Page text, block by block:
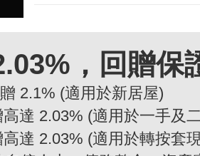
，回贈保
2.1% (適用於新居屋)
達 2.03% (適用於一手及
達 2.03% (適用於轉按套